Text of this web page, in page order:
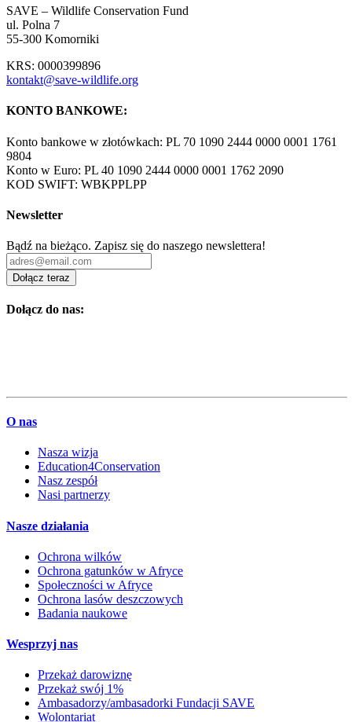
SAVE – Wildlife Conservation Fund
ul. Polna 7
55-300 Komorniki
KRS: 0000399896
kontakt@save-wildlife.org
KONTO BANKOWE:
Konto bankowe w złotówkach: PL 70 1090 2444 0000 0001 1761
9804
Konto w Euro: PL 40 1090 2444 0000 0001 1762 2090
KOD SWIFT: WBKPPLPP
Newsletter
Bądź na bieżąco. Zapisz się do naszego newslettera!
Dołącz teraz
Dołącz do nas:
O nas
Nasza wizja
Education4Conservation
Nasz zespół
Nasi partnerzy
Nasze działania
Ochrona wilków
Ochrona gatunków w Afryce
Społeczności w Afryce
Ochrona lasów deszczowych
Badania naukowe
Wesprzyj nas
Przekaż darowiznę
Przekaż swój 1%
Ambasadorzy/ambasadorki Fundacji SAVE
Wolontariat